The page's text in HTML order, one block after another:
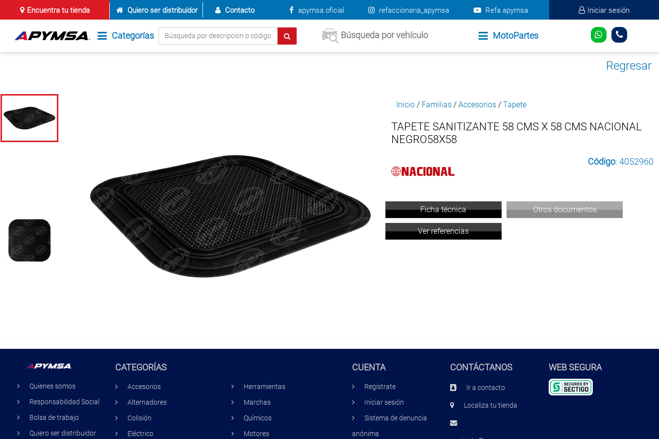
Encuentra tu tienda Quiero ser distribuidor Contacto apymsa.oficial refaccionaria_apymsa Refa apymsa Iniciar sesión
Categorías Búsqueda por vehículo MotoPartes
Regresar
Inicio / Familias / Accesorios / Tapete
TAPETE SANITIZANTE 58 CMS X 58 CMS NACIONAL
NEGRO58X58
Código: 4052960
Ficha técnica Otros documentos
Ver referencias
Quienes somos
Responsabilidad Social
Bolsa de trabajo
Quiero ser distribuidor
CATEGORÍAS
Accesorios
Alternadores
Colisión
Eléctrico
Herramientas
Marchas
Químicos
Motores
CUENTA
Regístrate
Iniciar sesión
Sistema de denuncia
anónima
CONTÁCTANOS
Ir a contacto
Localiza tu tienda
WEB SEGURA